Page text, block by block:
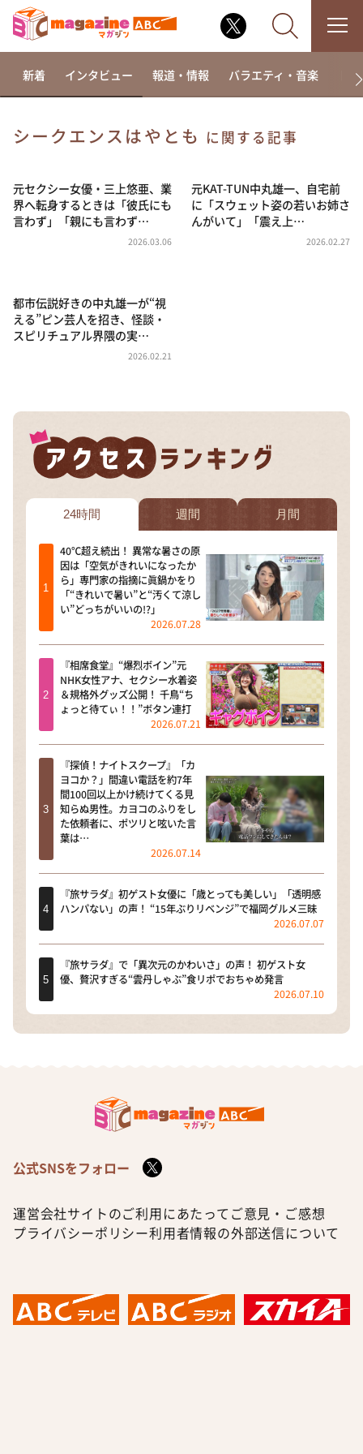
相席食堂
これ余談なんですけど・・・
～人生密着トークバラエティ！～ やすとものいたっ
news おかえり
河合＆A.B.C-Z塚田×福井アナ「なんでやねん！？」
（news おかえり）
教えて！ニュースライブ 正義のミカタ
ＬＩＦＥ～夢のカタチ～
新婚さんいらっしゃい！
ザキ山小屋本館
ぺこぱのまるスポ
新着 インタビュー 報道・情報 バラエティ・音楽 ド
シークエンスはやとも に関する記事
元セクシー女優・三上悠亜、業
界へ転身するときは「彼氏にも
言わず」「親にも言わず…
2026.03.06
元KAT-TUN中丸雄一、自宅前
に「スウェット姿の若いお姉さ
んがいて」「震え上…
2026.02.27
都市伝説好きの中丸雄一が“視
える”ピン芸人を招き、怪談・
スピリチュアル界隈の実…
2026.02.21
24時間 週間 月間
40℃超え続出！ 異常な暑さの原
因は「空気がきれいになったか
ら」専門家の指摘に眞鍋かをり
「“きれいで暑い”と“汚くて涼し
い”どっちがいいの!?」
2026.07.28
『相席食堂』“爆烈ボイン”元
NHK女性アナ、セクシー水着姿
＆規格外グッズ公開！ 千鳥“ち
ょっと待てぃ！！”ボタン連打
2026.07.21
『探偵！ナイトスクープ』「カ
ヨコか？」間違い電話を約7年
間100回以上かけ続けてくる見
知らぬ男性。カヨコのふりをし
た依頼者に、ポツリと呟いた言
葉は…
2026.07.14
『旅サラダ』初ゲスト女優に「歳とっても美しい」「透明感
ハンパない」の声！ “15年ぶりリベンジ”で福岡グルメ三昧
2026.07.07
『旅サラダ』で「異次元のかわいさ」の声！ 初ゲスト女
優、贅沢すぎる“雲丹しゃぶ”食リポでおちゃめ発言
2026.07.10
公式SNSをフォロー
運営会社サイトのご利用にあたって ご意見・ご感想
プライバシーポリシー利用者情報の外部送信について